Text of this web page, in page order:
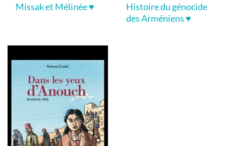
Missak et Mélinée ♥
Histoire du génocide
des Arméniens ♥